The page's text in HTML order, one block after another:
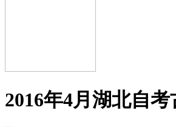
2016年4月湖北自